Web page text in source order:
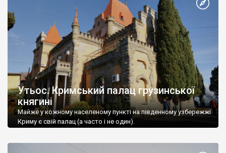
Утьос. Кримський палац грузинської
княгині
Майже у кожному населеному пункті на південному узбережжі
Криму є свій палац (а часто і не один).